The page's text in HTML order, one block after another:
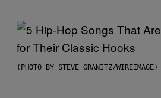
(PHOTO BY STEVE GRANITZ/WIREIMAGE)